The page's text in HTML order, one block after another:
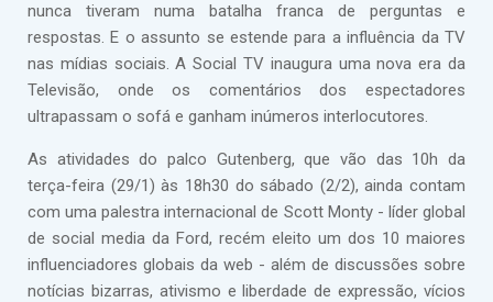
nunca tiveram numa batalha franca de perguntas e
respostas. E o assunto se estende para a influência da TV
nas mídias sociais. A Social TV inaugura uma nova era da
Televisão, onde os comentários dos espectadores
ultrapassam o sofá e ganham inúmeros interlocutores.
As atividades do palco Gutenberg, que vão das 10h da
terça-feira (29/1) às 18h30 do sábado (2/2), ainda contam
com uma palestra internacional de Scott Monty - líder global
de social media da Ford, recém eleito um dos 10 maiores
influenciadores globais da web - além de discussões sobre
notícias bizarras, ativismo e liberdade de expressão, vícios